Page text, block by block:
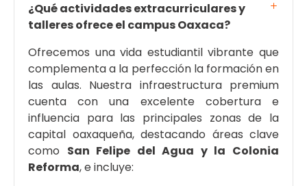
¿Qué actividades extracurriculares y
talleres ofrece el campus Oaxaca?
Ofrecemos una vida estudiantil vibrante que
complementa a la perfección la formación en
las aulas. Nuestra infraestructura premium
cuenta con una excelente cobertura e
influencia para las principales zonas de la
capital oaxaqueña, destacando áreas clave
como San Felipe del Agua y la Colonia
Reforma, e incluye: